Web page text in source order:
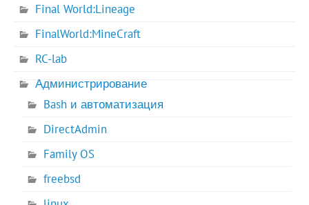
Final World:Lineage
FinalWorld:MineCraft
RC-lab
Администрирование
Bash и автоматизация
DirectAdmin
Family OS
freebsd